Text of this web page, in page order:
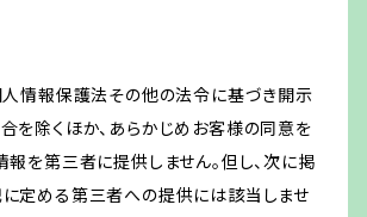
人情報保護法その他の法令に基づき開示
を除くほか、あらかじめお客様の同意を
報を第三者に提供しません。但し、次に掲
定める第三者への提供には該当しませ